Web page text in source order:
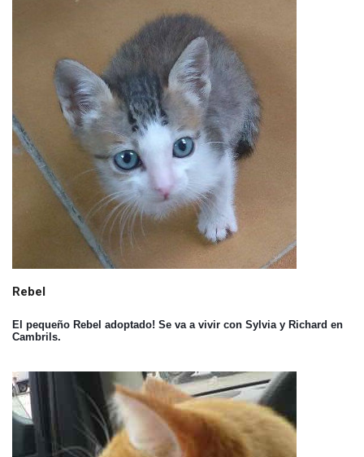
Rebel
El pequeño Rebel adoptado! Se va a vivir con Sylvia y Richard en
Cambrils.